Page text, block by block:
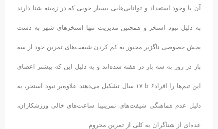
آن با وجود استعداد و توانایی‌هایی بسیار خوبی که در زمینه شنا دارند
به دلیل نبود استخر و همچنین مدیریت تنها استخرهای شهر به دست
بخش خصوصی ناگزیر مجبور به کم کردن شیفت‌های تمرین خود از سه
بار در روز به سه بار در هفته شده‌اند و به دلیل این که بیشتر اعضای
این تیم‌ها را افراد۶ تا ۱۷ سال تشکیل می‌دهند علاوه‌بر نبود استخر، به
دلیل عدم هماهنگی شیفت‌های تمرینیبا ساعت‌های خالی ورزشکاران،
عده‌ای از شناگران به کلی از تمرین محروم